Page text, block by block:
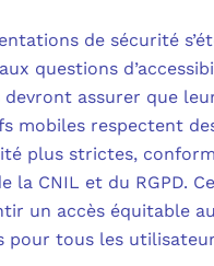
de sécurité
questions
devront assurer que
mobiles respectent
plus strictes,
la CNIL et du RGPD.
un accès équitable
pour tous les